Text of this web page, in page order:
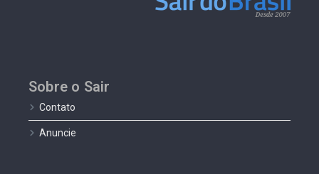
Sobre o Sair
Contato
Anuncie